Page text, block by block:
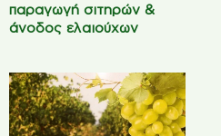
παραγωγή σιτηρών &
άνοδος ελαιούχων